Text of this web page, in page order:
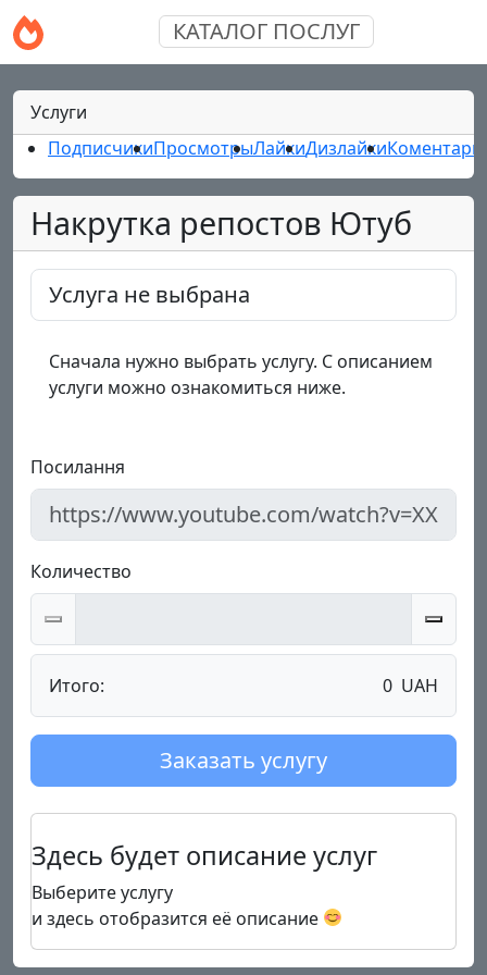
КАТАЛОГ ПОСЛУГ
Услуги
ПодписчикиПросмотрыЛайкиДизлайки
Накрутка репостов Ютуб
Услуга не выбрана
Сначала нужно выбрать услугу. С описанием
услуги можно ознакомиться ниже.
Посилання
Количество
Итого: 0 UAH
Заказать услугу
Здесь будет описание услуг
Выберите услугу
и здесь отобразится её описание